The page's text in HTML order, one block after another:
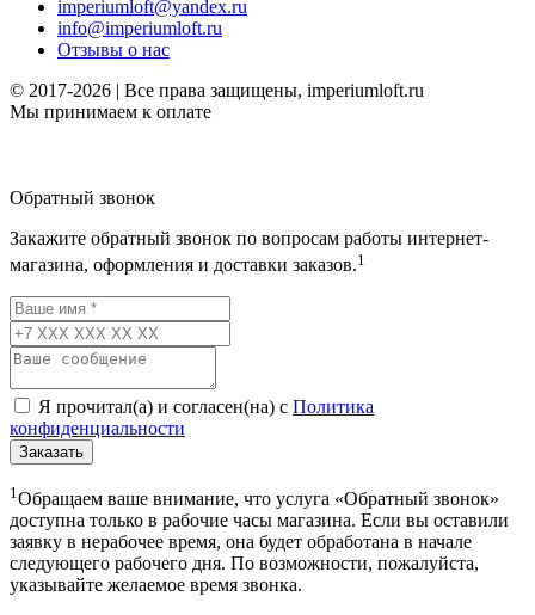
imperiumloft@yandex.ru
info@imperiumloft.ru
Отзывы о нас
© 2017-2026 | Все права защищены, imperiumloft.ru
Мы принимаем к оплате
Обратный звонок
Закажите обратный звонок по вопросам работы интернет-
магазина, оформления и доставки заказов.1
Я прочитал(а) и согласен(на) с Политика
конфиденциальности
Заказать
1 Обращаем ваше внимание, что услуга «Обратный звонок»
доступна только в рабочие часы магазина. Если вы оставили
заявку в нерабочее время, она будет обработана в начале
следующего рабочего дня. По возможности, пожалуйста,
указывайте желаемое время звонка.